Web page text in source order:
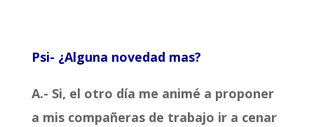
Psi- ¿Alguna novedad mas?
A.- Si, el otro día me animé a proponer
a mis compañeras de trabajo ir a cenar